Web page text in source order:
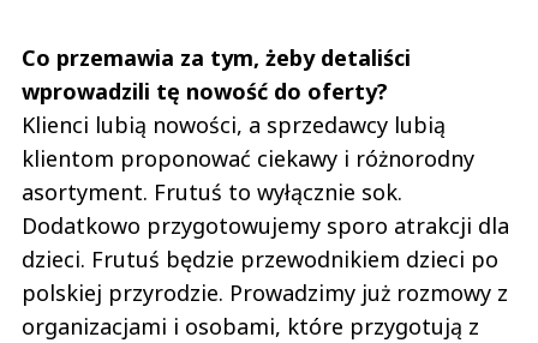
Co przemawia za tym, żeby detaliści
wprowadzili tę nowość do oferty?
Klienci lubią nowości, a sprzedawcy lubią
klientom proponować ciekawy i różnorodny
asortyment. Frutuś to wyłącznie sok.
Dodatkowo przygotowujemy sporo atrakcji dla
dzieci. Frutuś będzie przewodnikiem dzieci po
polskiej przyrodzie. Prowadzimy już rozmowy z
organizacjami i osobami, które przygotują z